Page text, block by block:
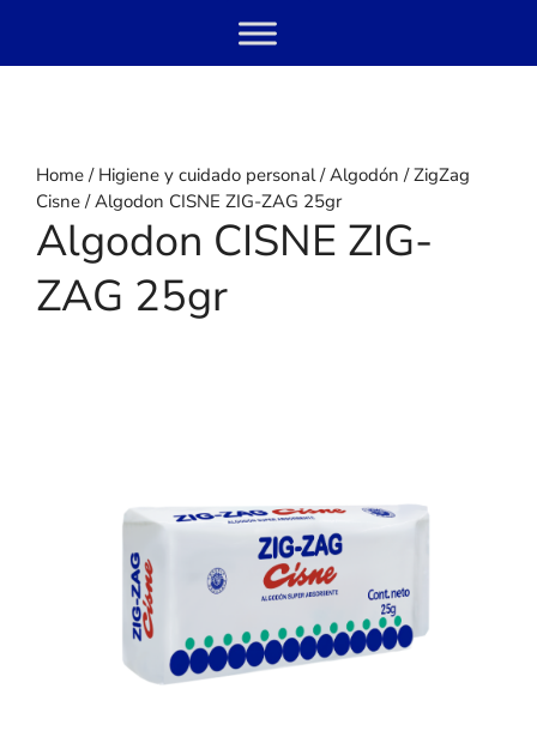
content
Home/ Higiene y cuidado personal/Algodón /ZigZag
Cisne/ Algodon CISNE ZIG-ZAG 25gr
Algodon CISNE ZIG-
ZAG 25gr